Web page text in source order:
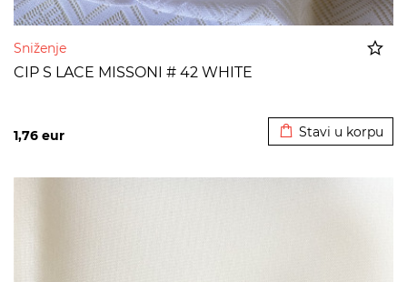
Sniženje
CIP S LACE MISSONI # 42 WHITE
1,76 eur Stavi u korpu